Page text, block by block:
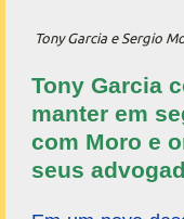
Tony Garcia e Sergio
Tony Garcia
manter em
com Moro e
seus